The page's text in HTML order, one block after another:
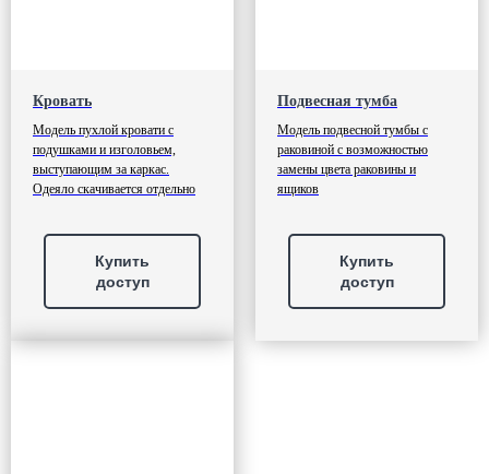
Кровать
Модель пухлой кровати с
подушками и изголовьем,
выступающим за каркас.
Одеяло скачивается отдельно
Купить
доступ
Подвесная тумба
Модель подвесной тумбы с
раковиной с возможностью
замены цвета раковины и
ящиков
Купить
доступ